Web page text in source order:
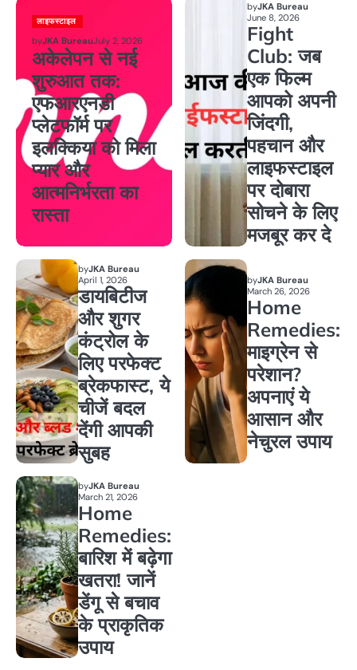
लाइफस्टाइल
byJKA BureauJuly 2, 2026
अकेलेपन से नई
शुरुआत तक:
एफआरएनडी
प्लेटफॉर्म पर
इलक्किया को मिला
प्यार और
आत्मनिर्भरता का
रास्ता
byJKA Bureau
June 8, 2026
Fight
Club: जब
एक फिल्म
आपको अपनी
जिंदगी,
पहचान और
लाइफस्टाइल
पर दोबारा
सोचने के लिए
मजबूर कर दे
byJKA Bureau
April 1, 2026
डायबिटीज
और शुगर
कंट्रोल के
लिए परफेक्ट
ब्रेकफास्ट, ये
चीजें बदल
देंगी आपकी
सुबह
byJKA Bureau
March 26, 2026
Home
Remedies:
माइग्रेन से
परेशान?
अपनाएं ये
आसान और
नेचुरल उपाय
byJKA Bureau
March 21, 2026
Home
Remedies:
बारिश में बढ़ेगा
खतरा! जानें
डेंगू से बचाव
के प्राकृतिक
उपाय